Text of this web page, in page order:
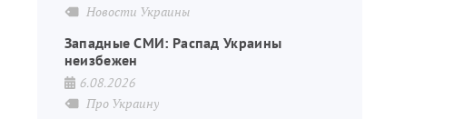
Новости Украины
Западные СМИ: Распад Украины
неизбежен
6.08.2026
Про Украину